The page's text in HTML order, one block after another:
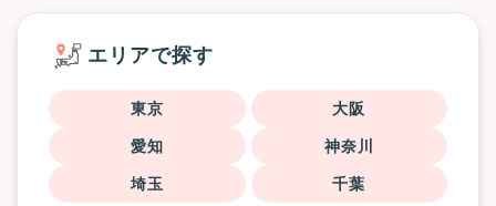
エリアで探す
東京 大阪
愛知 神奈川
埼玉 千葉